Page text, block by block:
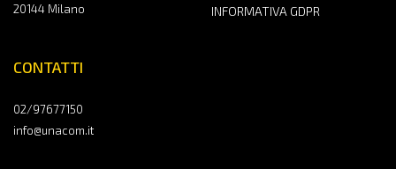
20144 Milano
CONTATTI
02/97677150
info@unacom.it
INFORMATIVA GDPR